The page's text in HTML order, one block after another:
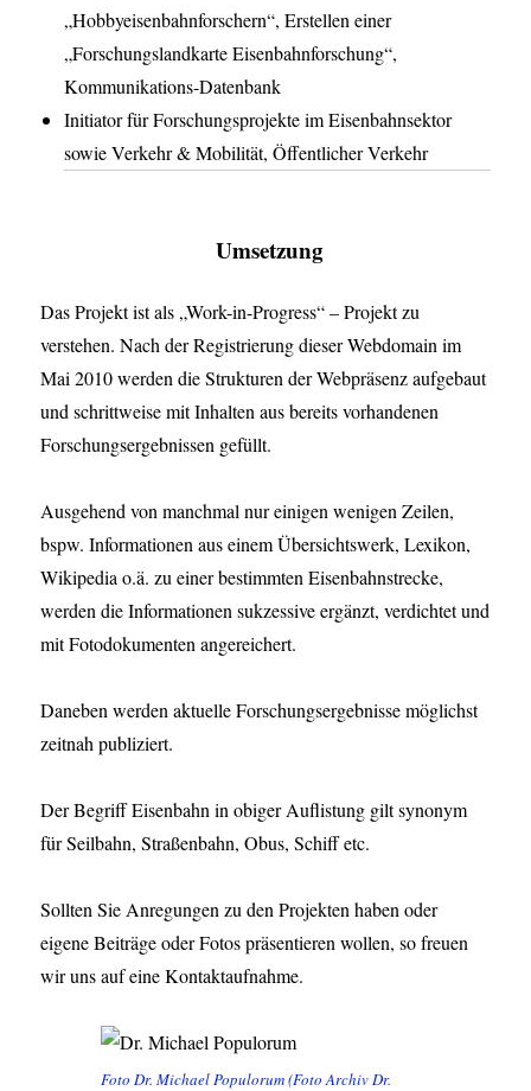
„Hobbyeisenbahnforschern“, Erstellen einer
„Forschungslandkarte Eisenbahnforschung“,
Kommunikations-Datenbank
Initiator für Forschungsprojekte im Eisenbahnsektor
sowie Verkehr & Mobilität, Öffentlicher Verkehr
Umsetzung
Das Projekt ist als „Work-in-Progress“ – Projekt zu
verstehen. Nach der Registrierung dieser Webdomain im
Mai 2010 werden die Strukturen der Webpräsenz aufgebaut
und schrittweise mit Inhalten aus bereits vorhandenen
Forschungsergebnissen gefüllt.
Ausgehend von manchmal nur einigen wenigen Zeilen,
bspw. Informationen aus einem Übersichtswerk, Lexikon,
Wikipedia o.ä. zu einer bestimmten Eisenbahnstrecke,
werden die Informationen sukzessive ergänzt, verdichtet und
mit Fotodokumenten angereichert.
Daneben werden aktuelle Forschungsergebnisse möglichst
zeitnah publiziert.
Der Begriff Eisenbahn in obiger Auflistung gilt synonym
für Seilbahn, Straßenbahn, Obus, Schiff etc.
Sollten Sie Anregungen zu den Projekten haben oder
eigene Beiträge oder Fotos präsentieren wollen, so freuen
wir uns auf eine Kontaktaufnahme.
Foto Dr. Michael Populorum (Foto Archiv Dr.